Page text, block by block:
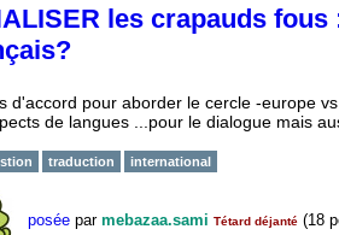
les crapauds
d'accord pour aborder le cercle -europe
de langues ...pour le dialogue mais
traduction international
posée par mebazaa.sami Tétard déjanté (18